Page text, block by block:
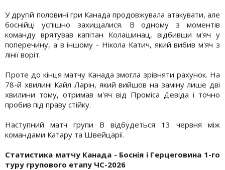
У другій половині гри Канада продовжувала атакувати, але
боснійці успішно захищалися. В одному з моментів
команду врятував капітан Колашинац, відбивши м'яч у
поперечину, а в іншому - Нікола Катич, який вибив м'яч з
лінії воріт.
Проте до кінця матчу Канада змогла зрівняти рахунок. На
78-й хвилині Кайл Ларін, який вийшов на заміну лише дві
хвилини тому, отримав м'яч від Проміса Девіда і точно
пробив під праву стійку.
Наступний матч групи B відбудеться 13 червня між
командами Катару та Швейцарії.
Статистика матчу Канада - Боснія і Герцеговина 1-го
туру групового етапу ЧС-2026